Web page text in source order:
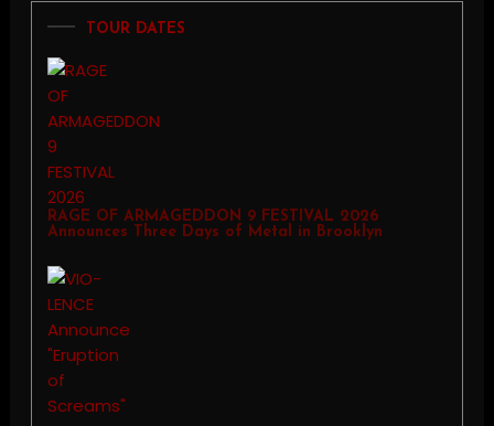
TOUR DATES
RAGE OF ARMAGEDDON 9 FESTIVAL 2026
Announces Three Days of Metal in Brooklyn